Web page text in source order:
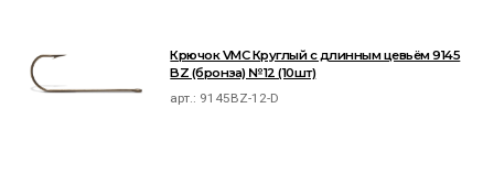
Крючок VMC Круглый с длинным цевьём 9145
BZ (бронза) №12 (10шт)
арт.: 9145BZ-12-D